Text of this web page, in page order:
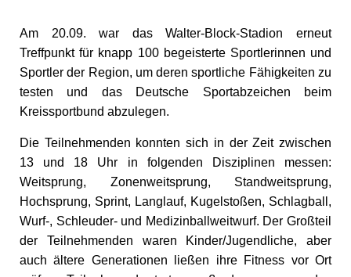
Am 20.09. war das Walter-Block-Stadion erneut
Treffpunkt für knapp 100 begeisterte Sportlerinnen und
Sportler der Region, um deren sportliche Fähigkeiten zu
testen und das Deutsche Sportabzeichen beim
Kreissportbund abzulegen.
Die Teilnehmenden konnten sich in der Zeit zwischen
13 und 18 Uhr in folgenden Disziplinen messen:
Weitsprung, Zonenweitsprung, Standweitsprung,
Hochsprung, Sprint, Langlauf, Kugelstoßen, Schlagball,
Wurf-, Schleuder- und Medizinballweitwurf. Der Großteil
der Teilnehmenden waren Kinder/Jugendliche, aber
auch ältere Generationen ließen ihre Fitness vor Ort